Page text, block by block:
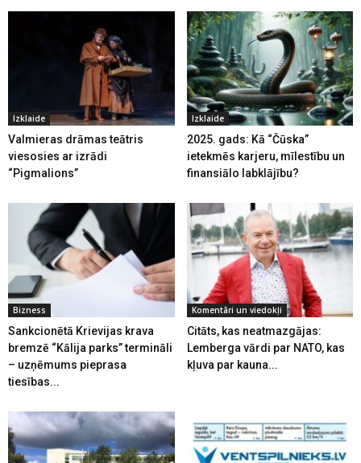
Izklaide
Valmieras drāmas teātris
viesosies ar izrādi
“Pigmalions”
Izklaide
2025. gads: Kā “Čūska”
ietekmēs karjeru, mīlestību un
finansiālo labklājību?
Bizness
Sankcionētā Krievijas krava
bremzē “Kālija parks” termināli
– uzņēmums pieprasa
tiesības...
Komentāri un viedokļi
Citāts, kas neatmazgājas:
Lemberga vārdi par NATO, kas
kļuva par kauna...